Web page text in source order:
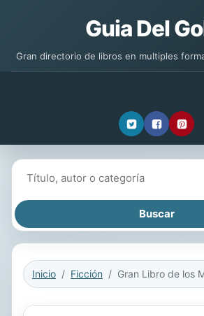
Guia Del
Gran directorio de libros en multiples
Inicio Ficción